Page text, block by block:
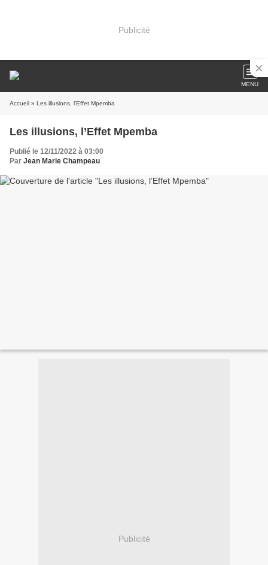
Publicité
MENU
Accueil » Les illusions, l’Effet Mpemba
Les illusions, l’Effet Mpemba
Publié le 12/11/2022 à 03:00
Par Jean Marie Champeau
Publicité